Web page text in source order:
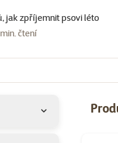
jak zpříjemnit psovi léto
čtení
Vybrané